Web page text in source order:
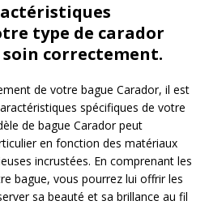
type de carador
correctement.
de votre bague Carador, il est
spécifiques de votre
de bague Carador peut
en fonction des matériaux
incrustées. En comprenant les
bague, vous pourrez lui offrir les
sa beauté et sa brillance au fil